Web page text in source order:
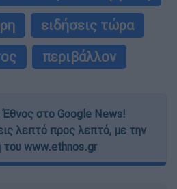
ειδήσεις τώρα
περιβάλλον
στο Google News!
λεπτό προς λεπτό, με την
του www.ethnos.gr